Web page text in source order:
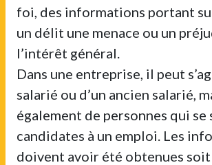
foi, des informations portant
un délit une menace ou un
l’intérêt général.
Dans une entreprise, il peut
salarié ou d’un ancien salarié,
également de personnes qui
candidates à un emploi. Les
doivent avoir été obtenues